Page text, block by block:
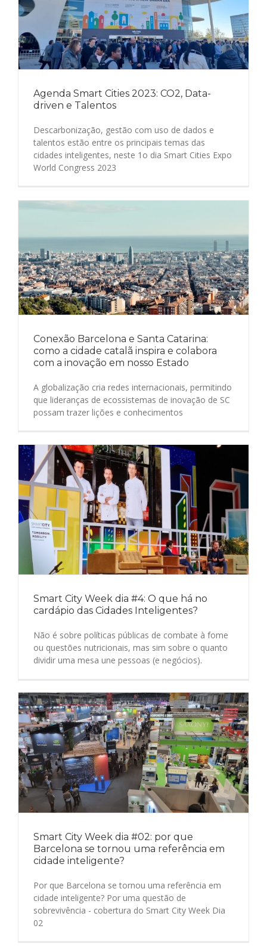
Agenda Smart Cities 2023: CO2, Data-
driven e Talentos
Descarbonização, gestão com uso de dados e
talentos estão entre os principais temas das
cidades inteligentes, neste 1o dia Smart Cities Expo
World Congress 2023
Conexão Barcelona e Santa Catarina:
como a cidade catalã inspira e colabora
com a inovação em nosso Estado
A globalização cria redes internacionais, permitindo
que lideranças de ecossistemas de inovação de SC
possam trazer lições e conhecimentos
Smart City Week dia #4: O que há no
cardápio das Cidades Inteligentes?
Não é sobre políticas públicas de combate à fome
ou questões nutricionais, mas sim sobre o quanto
dividir uma mesa une pessoas (e negócios).
Smart City Week dia #02: por que
Barcelona se tornou uma referência em
cidade inteligente?
Por que Barcelona se tornou uma referência em
cidade inteligente? Por uma questão de
sobrevivência - cobertura do Smart City Week Dia
02